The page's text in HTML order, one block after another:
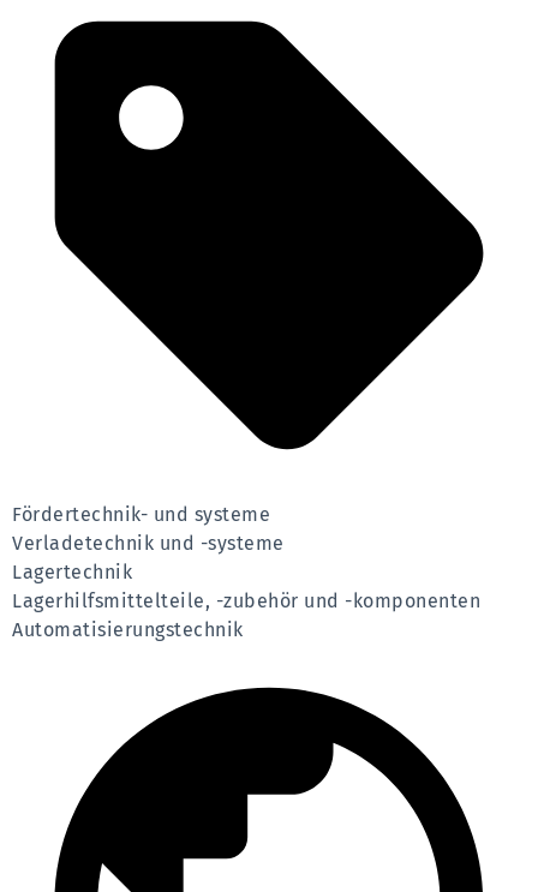
Fördertechnik- und systeme
Verladetechnik und -systeme
Lagertechnik
Lagerhilfsmittelteile, -zubehör und -komponenten
Automatisierungstechnik